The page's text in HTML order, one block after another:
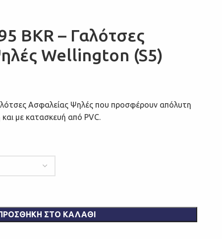
BKR – Γαλότσες
Wellington (S5)
Ασφαλείας Ψηλές που προσφέρουν απόλυτη
με κατασκευή από PVC.
ΣΤΟ ΚΑΛΆΘΙ